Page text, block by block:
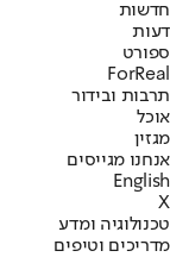
חדשות
דעות
ספורט
ForReal
תרבות ובידור
אוכל
מגזין
אנחנו מגייסים
English
X
טכנולוגיה ומדע
מדריכים וטיפים